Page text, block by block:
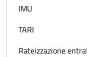
IMU
TARI
Rateizzazione